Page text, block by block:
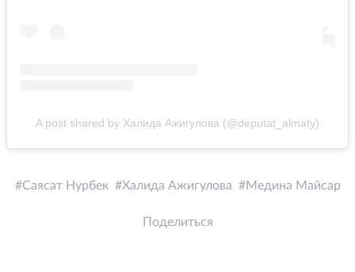
A post shared by Халида Ажигулова (@deputat_almaty)
Саясат Нурбек Халида Ажигулова Медина Майсар
Поделиться